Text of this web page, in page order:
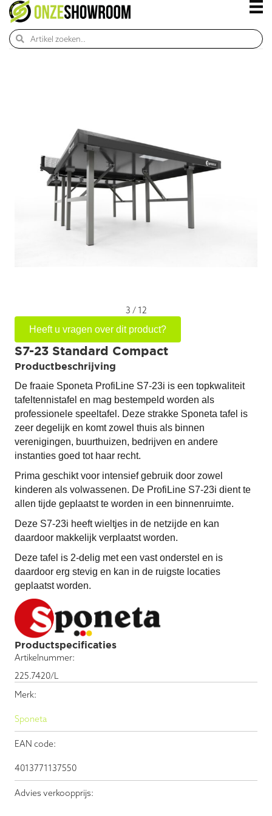
Productspecificaties
Artikelnummer:
225.7420/L
Merk:
Sponeta
EAN code:
4013771137550
Advies verkoopprijs:
3 / 12
Heeft u vragen over dit product?
S7-23 Standard Compact
Productbeschrijving
De fraaie Sponeta ProfiLine S7-23i is een topkwaliteit
tafeltennistafel en mag bestempeld worden als
professionele speeltafel. Deze strakke Sponeta tafel is
zeer degelijk en komt zowel thuis als binnen
verenigingen, buurthuizen, bedrijven en andere
instanties goed tot haar recht.
Prima geschikt voor intensief gebruik door zowel
kinderen als volwassenen. De ProfiLine S7-23i dient te
allen tijde geplaatst te worden in een binnenruimte.
Deze S7-23i heeft wieltjes in de netzijde en kan
daardoor makkelijk verplaatst worden.
Deze tafel is 2-delig met een vast onderstel en is
daardoor erg stevig en kan in de ruigste locaties
geplaatst worden.